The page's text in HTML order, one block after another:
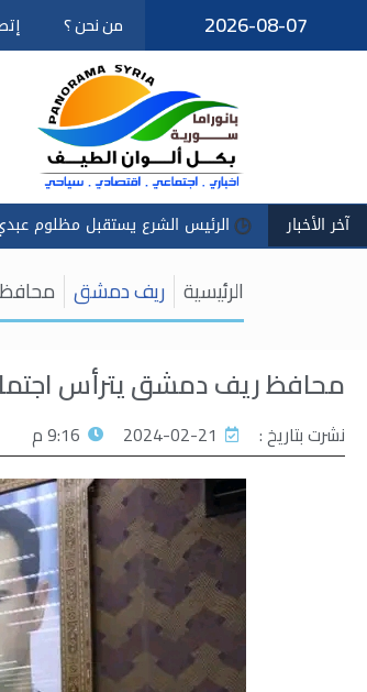
تخطى
2026-08-07 من نحن ؟
آخر الأخبار
الرئيس الشرع يستقبل مظلوم عبدي في قصر الشعب
الرئيسية ريف دمشق محافظ
محافظ ريف دمشق يترأس
نشرت بتاريخ : 2024-02-21 9:16 م